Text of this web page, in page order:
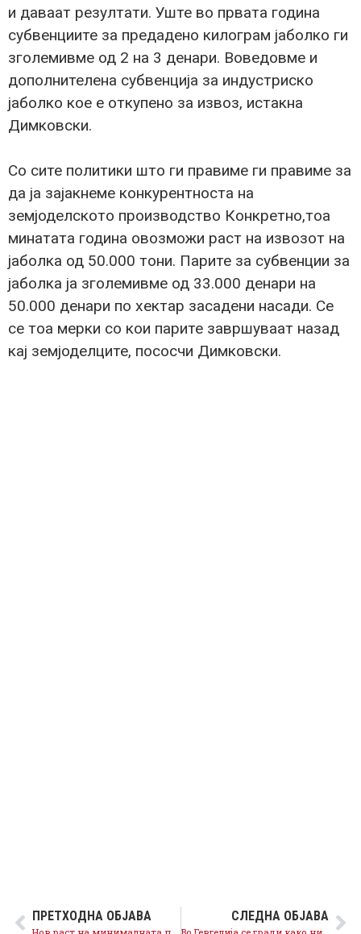
и даваат резултати. Уште во првата година
субвенциите за предадено килограм јаболко ги
зголемивме од 2 на 3 денари. Воведовме и
дополнителена субвенција за индустриско
јаболко кое е откупено за извоз, истакна
Димковски.
Со сите политики што ги правиме ги правиме за
да ја зајакнеме конкурентноста на
земјоделското производство Конкретно,тоа
минатата година овозможи раст на извозот на
јаболка од 50.000 тони. Парите за субвенции за
јаболка ја зголемивме од 33.000 денари на
50.000 денари по хектар засадени насади. Се
се тоа мерки со кои парите завршуваат назад
кај земјоделците, пососчи Димковски.
ПРЕТХОДНА ОБЈАВА СЛЕДНА ОБЈАВА
Во Гевгелија се гради како никогаш досега, реформите во корист на граѓаните се на прав пат